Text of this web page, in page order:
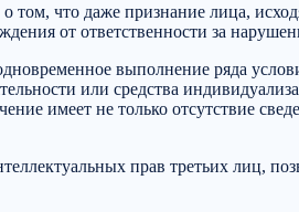
что даже признание лица,
от ответственности за
выполнение ряда
или средства
имеет не только отсутствие
прав третьих лиц,